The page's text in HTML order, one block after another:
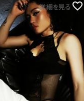
詳細を見る